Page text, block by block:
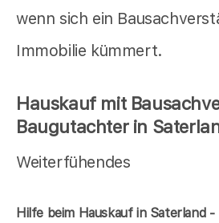
wenn sich ein
Immobilie kümmert.
Hauskauf mit
Baugutachter in
Weiterfühendes
Hilfe beim Hauskauf in Saterland -